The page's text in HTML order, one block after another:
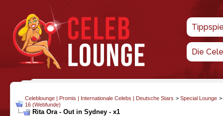
Die
Celeblounge | Promis | Internationale Celebs | Deutsche Stars > Special Lounge >
16 (Webfunde)
Rita Ora - Out in Sydney - x1